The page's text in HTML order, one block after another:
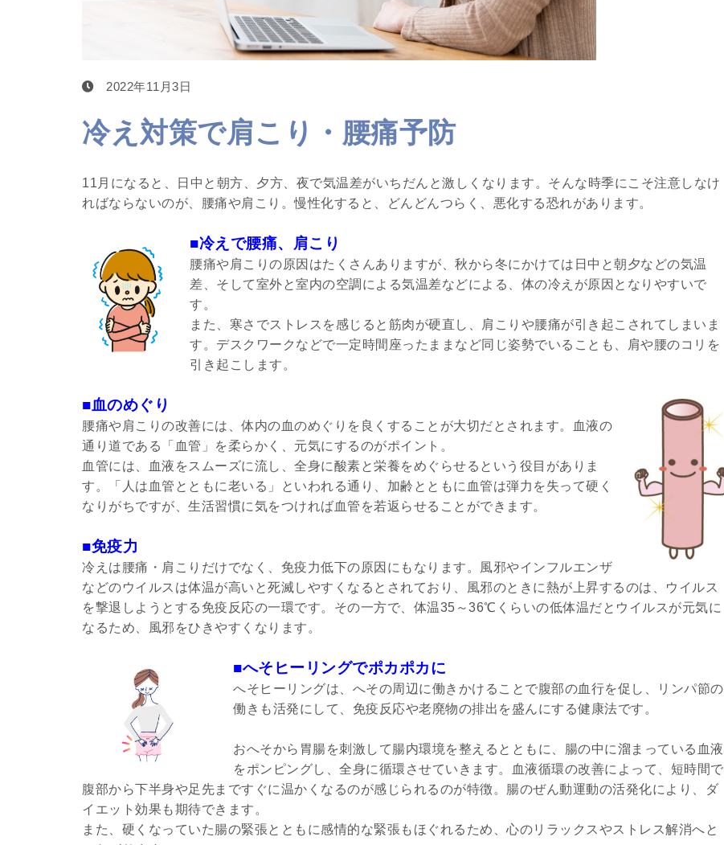
2022年11月3日
冷え対策で肩こり・腰痛予防
11月になると、日中と朝方、夕方、夜で気温差がいちだんと激しくなります。そんな時季にこそ注意しなけ
ればならないのが、腰痛や肩こり。慢性化すると、どんどんつらく、悪化する恐れがあります。
■冷えで腰痛、肩こり
腰痛や肩こりの原因はたくさんありますが、秋から冬にかけては日中と朝夕などの気温
差、そして室外と室内の空調による気温差などによる、体の冷えが原因となりやすいで
す。
また、寒さでストレスを感じると筋肉が硬直し、肩こりや腰痛が引き起こされてしまいま
す。デスクワークなどで一定時間座ったままなど同じ姿勢でいることも、肩や腰のコリを
引き起こします。
■血のめぐり
腰痛や肩こりの改善には、体内の血のめぐりを良くすることが大切だとされます。血液の
通り道である「血管」を柔らかく、元気にするのがポイント。
血管には、血液をスムーズに流し、全身に酸素と栄養をめぐらせるという役目がありま
す。「人は血管とともに老いる」といわれる通り、加齢とともに血管は弾力を失って硬く
なりがちですが、生活習慣に気をつければ血管を若返らせることができます。
■免疫力
冷えは腰痛・肩こりだけでなく、免疫力低下の原因にもなります。風邪やインフルエンザ
などのウイルスは体温が高いと死滅しやすくなるとされており、風邪のときに熱が上昇するのは、ウイルス
を撃退しようとする免疫反応の一環です。その一方で、体温35～36℃くらいの低体温だとウイルスが元気に
なるため、風邪をひきやすくなります。
■へそヒーリングでポカポカに
へそヒーリングは、へその周辺に働きかけることで腹部の血行を促し、リンパ節の
働きも活発にして、免疫反応や老廃物の排出を盛んにする健康法です。
おへそから胃腸を刺激して腸内環境を整えるとともに、腸の中に溜まっている血液
をポンピングし、全身に循環させていきます。血液循環の改善によって、短時間で
腹部から下半身や足先まですぐに温かくなるのが感じられるのが特徴。腸のぜん動運動の活発化により、ダ
イエット効果も期待できます。
また、硬くなっていた腸の緊張とともに感情的な緊張もほぐれるため、心のリラックスやストレス解消へと